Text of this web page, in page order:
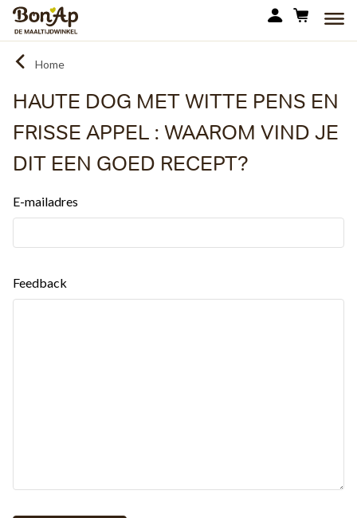
Overslaan
gaan
Home
HAUTE DOG MET WITTE PENS EN
FRISSE APPEL : WAAROM VIND JE
DIT EEN GOED RECEPT?
E-mailadres
Feedback